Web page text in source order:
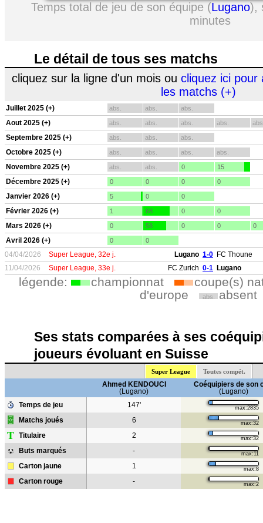
Temps total de jeu de son équipe (Lugano),
minutes
Le détail de tous ses matchs
cliquez sur la ligne d'un mois ou cliquez ici pour
les matchs (+)
Juillet 2025 (+) abs. abs. abs.
Aout 2025 (+) abs. abs. abs. abs.
Septembre 2025 (+) abs. abs. abs.
Octobre 2025 (+) abs. abs. abs. abs.
Novembre 2025 (+) abs. abs. 0 15
Décembre 2025 (+) 0 0 0 0
Janvier 2026 (+) 5 0 0
Février 2026 (+) 1 68 0 0
Mars 2026 (+) 0 58 0 0 0
Avril 2026 (+) 0 0
04/04/2026 Super League, 32e j. Lugano 1-0 FC Thoune
11/04/2026
Super League, 33e j. FC Zurich 0-1 Lugano
légende: championnat
coupe(s)
d'europe
abs. absent
Ses stats comparées à ses
joueurs évoluant en Suisse
Super League Toutes compét.
Ahmed KENDOUCI
(Lugano)
Coéquipiers de son
(Lugano)
Temps de jeu
147' max:2835
Matchs joués 6 max:32
T Titulaire 2 max:32
Buts marqués - max:11
Carton jaune 1 max:8
Carton rouge - max:2